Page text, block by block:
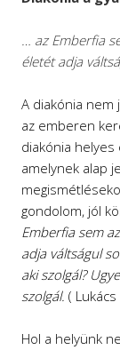
… az Emberfia
életét adja
A diakónia nem
az emberen
diakónia
amelynek alap
gondolom, jól
Emberfia sem
adja váltságul
aki szolgál?
szolgál. (
Hol a helyünk